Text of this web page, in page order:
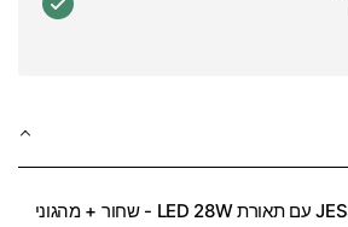
LED 28W - שחור + מהגוני